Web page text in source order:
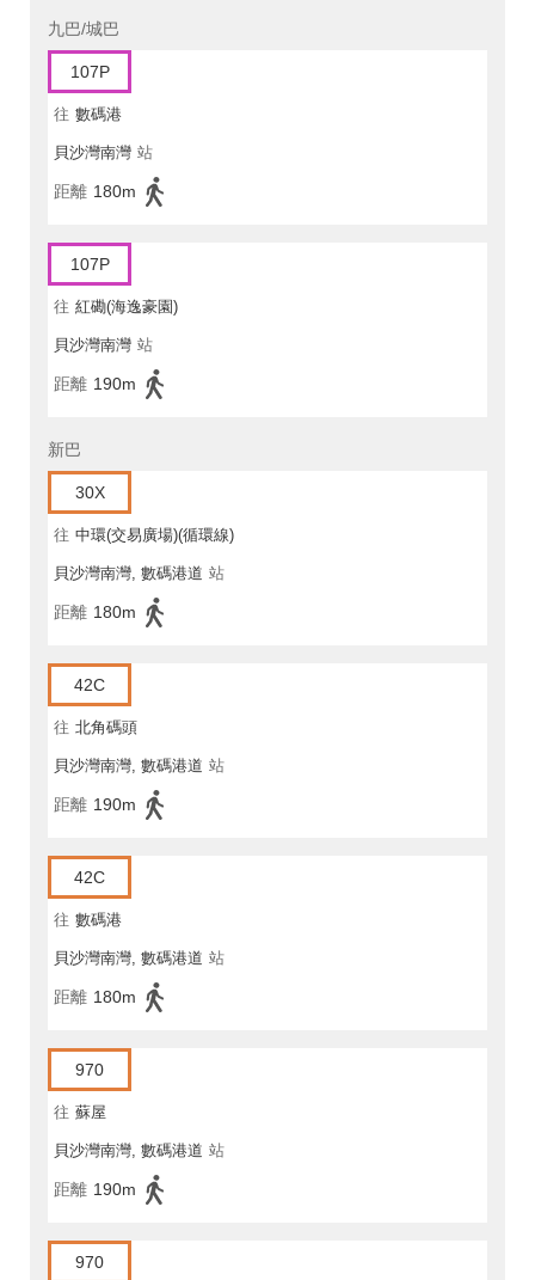
九巴/城巴
107P
往 數碼港
貝沙灣南灣 站
距離 180m
107P
往 紅磡(海逸豪園)
貝沙灣南灣 站
距離 190m
新巴
30X
往 中環(交易廣場)(循環線)
貝沙灣南灣, 數碼港道 站
距離 180m
42C
往 北角碼頭
貝沙灣南灣, 數碼港道 站
距離 190m
42C
往 數碼港
貝沙灣南灣, 數碼港道 站
距離 180m
970
往 蘇屋
貝沙灣南灣, 數碼港道 站
距離 190m
970